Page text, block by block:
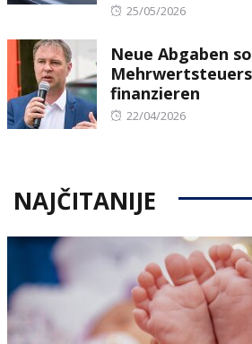
Posted
25/05/2026
Neue Abgaben
finanzieren
Posted
22/04/2026
NAJČITANIJE